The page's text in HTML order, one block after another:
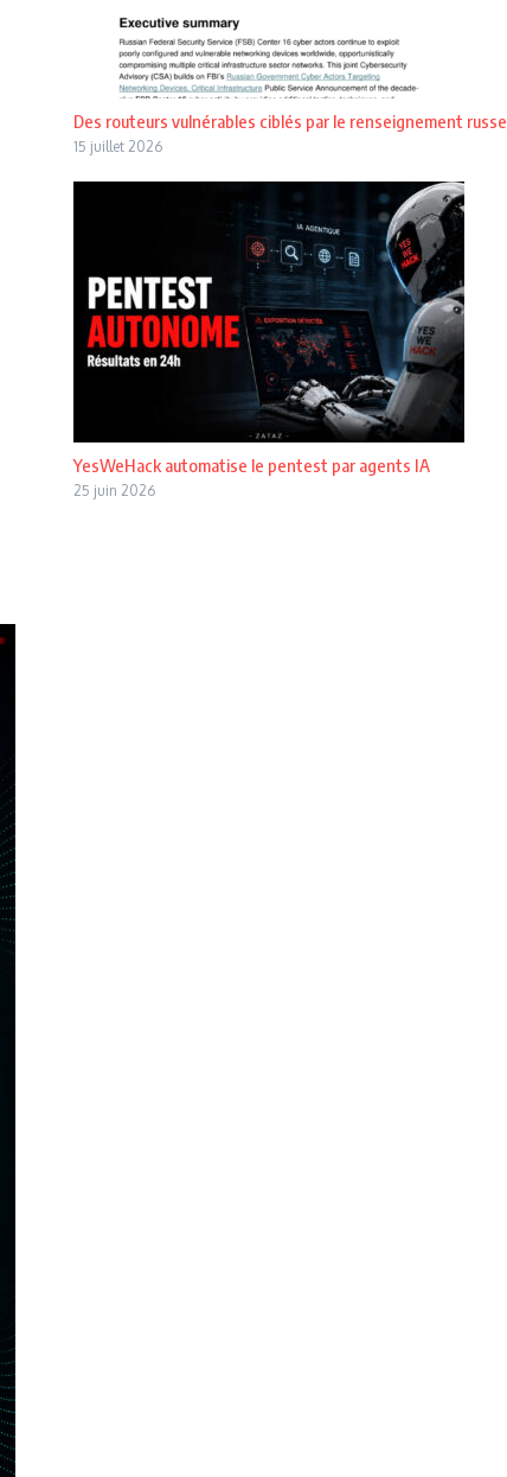
Des routeurs vulnérables ciblés par le renseignement russe
15 juillet 2026
YesWeHack automatise le pentest par agents IA
25 juin 2026